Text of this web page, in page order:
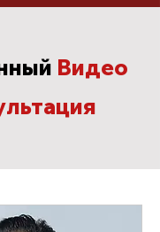
Видео